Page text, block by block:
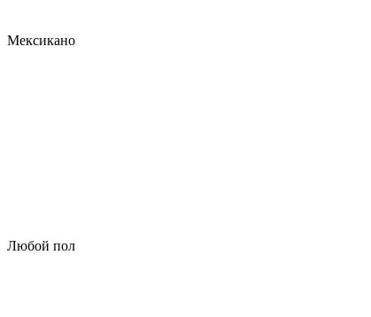
Мексикано
Любой пол